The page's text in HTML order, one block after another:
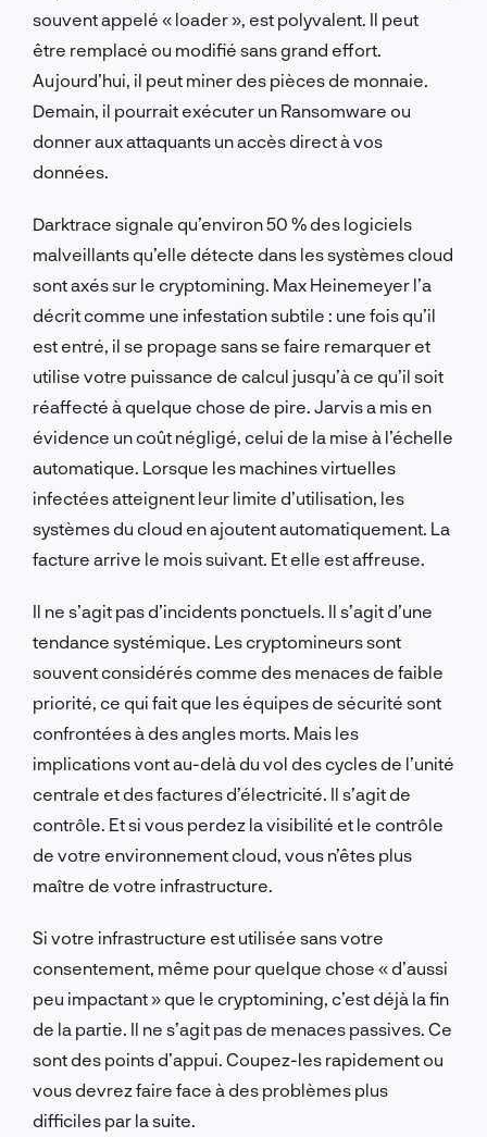
souvent appelé « loader », est polyvalent. Il peut
être remplacé ou modifié sans grand effort.
Aujourd’hui, il peut miner des pièces de monnaie.
Demain, il pourrait exécuter un Ransomware ou
donner aux attaquants un accès direct à vos
données.
Darktrace signale qu’environ 50 % des logiciels
malveillants qu’elle détecte dans les systèmes cloud
sont axés sur le cryptomining. Max Heinemeyer l’a
décrit comme une infestation subtile : une fois qu’il
est entré, il se propage sans se faire remarquer et
utilise votre puissance de calcul jusqu’à ce qu’il soit
réaffecté à quelque chose de pire. Jarvis a mis en
évidence un coût négligé, celui de la mise à l’échelle
automatique. Lorsque les machines virtuelles
infectées atteignent leur limite d’utilisation, les
systèmes du cloud en ajoutent automatiquement. La
facture arrive le mois suivant. Et elle est affreuse.
Il ne s’agit pas d’incidents ponctuels. Il s’agit d’une
tendance systémique. Les cryptomineurs sont
souvent considérés comme des menaces de faible
priorité, ce qui fait que les équipes de sécurité sont
confrontées à des angles morts. Mais les
implications vont au-delà du vol des cycles de l’unité
centrale et des factures d’électricité. Il s’agit de
contrôle. Et si vous perdez la visibilité et le contrôle
de votre environnement cloud, vous n’êtes plus
maître de votre infrastructure.
Si votre infrastructure est utilisée sans votre
consentement, même pour quelque chose « d’aussi
peu impactant » que le cryptomining, c’est déjà la fin
de la partie. Il ne s’agit pas de menaces passives. Ce
sont des points d’appui. Coupez-les rapidement ou
vous devrez faire face à des problèmes plus
difficiles par la suite.